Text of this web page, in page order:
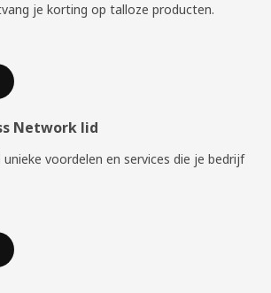
je korting op talloze producten.
Network lid
voordelen en services die je bedrijf